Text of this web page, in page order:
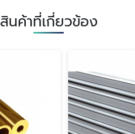
สินค้าที่เกี่ยวข้อง